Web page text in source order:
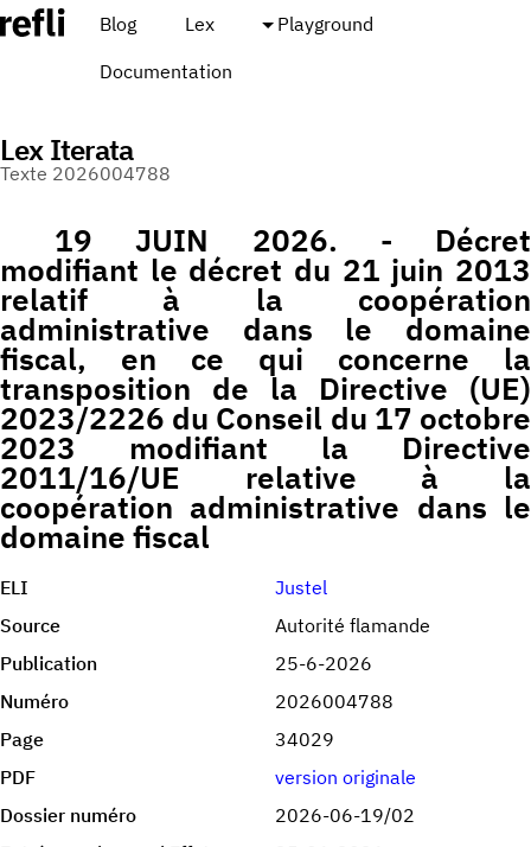
Blog Lex
Playground
Documentation
Lex Iterata
Texte 2026004788
19 JUIN 2026. - Décret
modifiant le décret du 21 juin 2013
relatif à la coopération
administrative dans le domaine
fiscal, en ce qui concerne la
transposition de la Directive (UE)
2023/2226 du Conseil du 17 octobre
2023 modifiant la Directive
2011/16/UE relative à la
coopération administrative dans le
domaine fiscal
ELI
Justel
Source
Autorité flamande
Publication
25-6-2026
Numéro
2026004788
Page
34029
PDF
version originale
Dossier numéro
2026-06-19/02